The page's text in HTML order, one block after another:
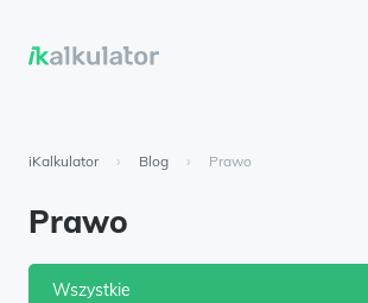
iKalkulator › Blog › Prawo
Prawo
Wszystkie